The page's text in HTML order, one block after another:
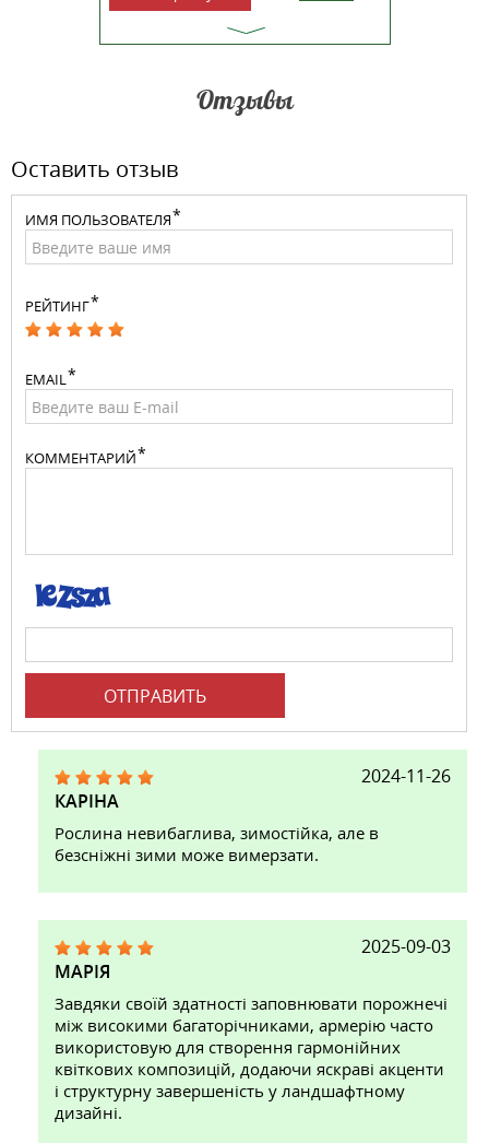
Отзывы
Оставить отзыв
ИМЯ ПОЛЬЗОВАТЕЛЯ
РЕЙТИНГ
EMAIL
КОММЕНТАРИЙ
ОТПРАВИТЬ
2024-11-26
КАРІНА
Рослина невибаглива, зимостійка, але в
безсніжні зими може вимерзати.
2025-09-03
МАРІЯ
Завдяки своїй здатності заповнювати порожнечі
між високими багаторічниками, армерію часто
використовую для створення гармонійних
квіткових композицій, додаючи яскраві акценти
і структурну завершеність у ландшафтному
дизайні.